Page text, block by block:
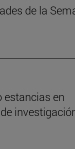
de la
estancias en